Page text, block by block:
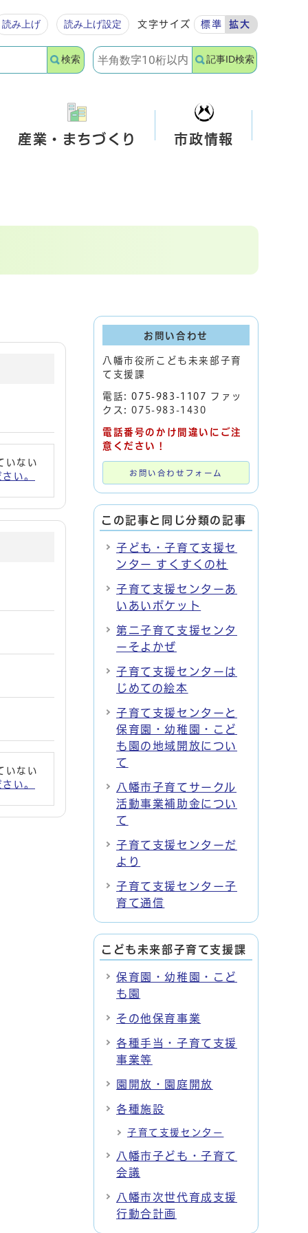
読み上げ 読み上げ設定 文字サイズ 標準 拡大
検索 記事ID検索
産業・まちづくり 市政情報
いない
い。
いない
い。
お問い合わせ
八幡市役所こども未来部子育
て支援課
電話:075-983-1107 ファッ
クス: 075-983-1430
電話番号のかけ間違いにご注
意ください！
お問い合わせフォーム
この記事と同じ分類の記事
子ども・子育て支援セ
ンター すくすくの杜
子育て支援センターあ
いあいポケット
第二子育て支援センタ
ーそよかぜ
子育て支援センターは
じめての絵本
子育て支援センターと
保育園・幼稚園・こど
も園の地域開放につい
て
八幡市子育てサークル
活動事業補助金につい
て
子育て支援センターだ
より
子育て支援センター子
育て通信
こども未来部子育て支援課
保育園・幼稚園・こど
も園
その他保育事業
各種手当・子育て支援
事業等
園開放・園庭開放
各種施設
子育て支援センター
八幡市子ども・子育て
会議
八幡市次世代育成支援
行動合計画